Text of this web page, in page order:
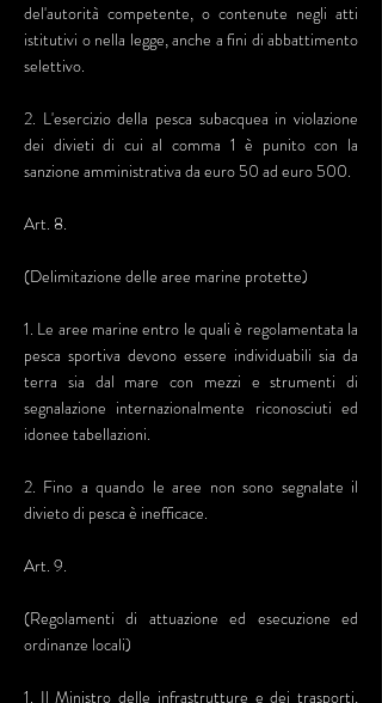
del'autorità competente, o contenute negli atti
istitutivi o nella legge, anche a fini di abbattimento
selettivo.
2. L'esercizio della pesca subacquea in violazione
dei divieti di cui al comma 1 è punito con la
sanzione amministrativa da euro 50 ad euro 500.
Art. 8.
(Delimitazione delle aree marine protette)
1. Le aree marine entro le quali è regolamentata la
pesca sportiva devono essere individuabili sia da
terra sia dal mare con mezzi e strumenti di
segnalazione internazionalmente riconosciuti ed
idonee tabellazioni.
2. Fino a quando le aree non sono segnalate il
divieto di pesca è inefficace.
Art. 9.
(Regolamenti di attuazione ed esecuzione ed
ordinanze locali)
1. Il Ministro delle infrastrutture e dei trasporti,